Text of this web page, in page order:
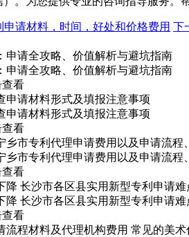
请材料，时间，好处和价格费用 下
申请全攻略、价值解析与避坑指南
申请全攻略、价值解析与避坑指南
查看
申请材料形式及填报注意事项
申请材料形式及填报注意事项
查看
乡市专利代理申请费用以及申请流程
乡市专利代理申请费用以及申请流程
查看
长沙市各区县实用新型专利申请
长沙市各区县实用新型专利申请
查看
流程材料及代理机构费用 常见的美